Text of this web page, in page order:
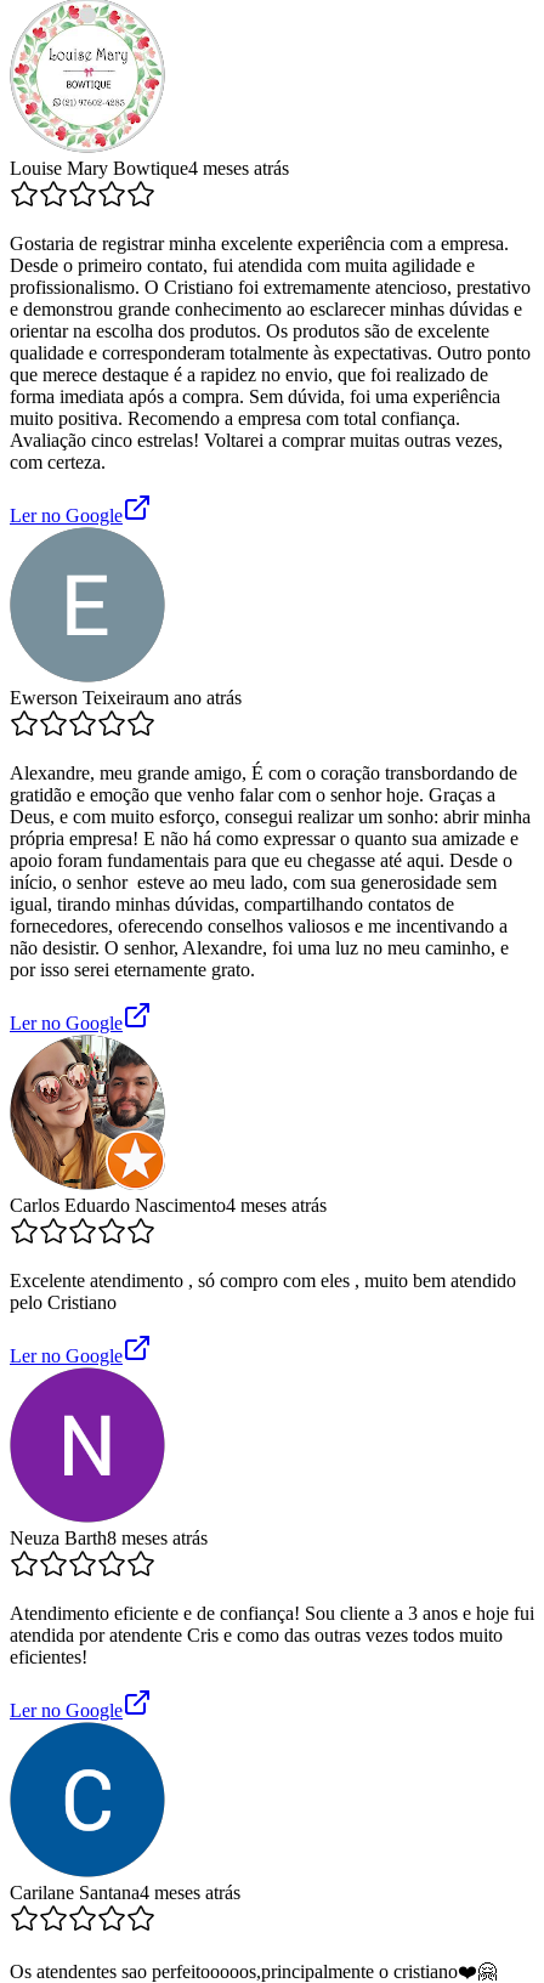
Louise Mary Bowtique4 meses atrás
Gostaria de registrar minha excelente experiência com a empresa.
Desde o primeiro contato, fui atendida com muita agilidade e
profissionalismo. O Cristiano foi extremamente atencioso, prestativo
e demonstrou grande conhecimento ao esclarecer minhas dúvidas e
orientar na escolha dos produtos. Os produtos são de excelente
qualidade e corresponderam totalmente às expectativas. Outro ponto
que merece destaque é a rapidez no envio, que foi realizado de
forma imediata após a compra. Sem dúvida, foi uma experiência
muito positiva. Recomendo a empresa com total confiança.
Avaliação cinco estrelas! Voltarei a comprar muitas outras vezes,
com certeza.
Ler no Google
Ewerson Teixeiraum ano atrás
Alexandre, meu grande amigo, É com o coração transbordando de
gratidão e emoção que venho falar com o senhor hoje. Graças a
Deus, e com muito esforço, consegui realizar um sonho: abrir minha
própria empresa! E não há como expressar o quanto sua amizade e
apoio foram fundamentais para que eu chegasse até aqui. Desde o
início, o senhor esteve ao meu lado, com sua generosidade sem
igual, tirando minhas dúvidas, compartilhando contatos de
fornecedores, oferecendo conselhos valiosos e me incentivando a
não desistir. O senhor, Alexandre, foi uma luz no meu caminho, e
por isso serei eternamente grato.
Ler no Google
Carlos Eduardo Nascimento4 meses atrás
Excelente atendimento , só compro com eles , muito bem atendido
pelo Cristiano
Ler no Google
Neuza Barth8 meses atrás
Atendimento eficiente e de confiança! Sou cliente a 3 anos e hoje fui
atendida por atendente Cris e como das outras vezes todos muito
eficientes!
Ler no Google
Carilane Santana4 meses atrás
Os atendentes sao perfeitooooos,principalmente o cristiano❤️🤗